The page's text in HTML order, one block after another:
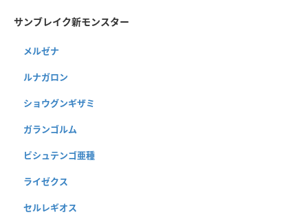
サンブレイク新モンスター
メルゼナ
ルナガロン
ショウグンギザミ
ガランゴルム
ビシュテンゴ亜種
ライゼクス
セルレギオス